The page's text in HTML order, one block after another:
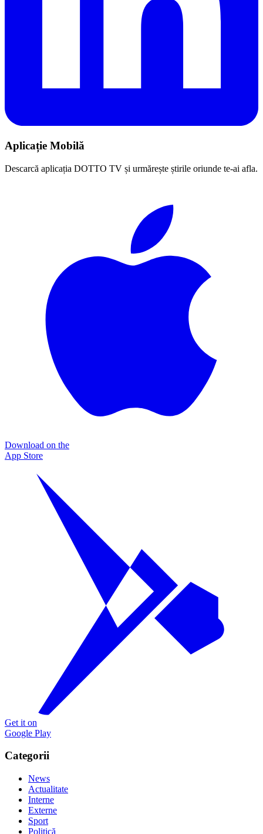
Aplicație Mobilă
Descarcă aplicația DOTTO TV și urmărește știrile oriunde te-ai afla.
Download on the
App Store
Get it on
Google Play
Categorii
News
Actualitate
Interne
Externe
Sport
Politică